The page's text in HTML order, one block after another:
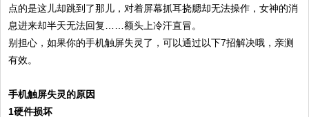
点的是这儿却跳到了那儿，对着屏幕抓耳挠腮却无法操作，女神的消
息进来却半天无法回复……额头上冷汗直冒。
别担心，如果你的手机触屏失灵了，可以通过以下7招解决哦，亲测
有效。
手机触屏失灵的原因
1硬件损坏